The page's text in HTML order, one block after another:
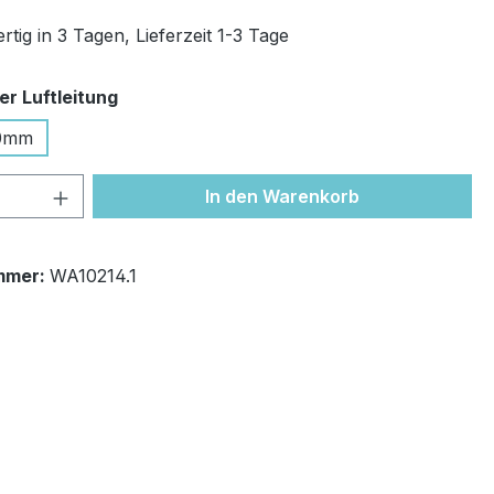
in 3 Tagen, Lieferzeit 1-3 Tage
Luftleitungauswählen
Anzahl: Gib den gewünschten Wert
In den Warenkorb
WA10214.1